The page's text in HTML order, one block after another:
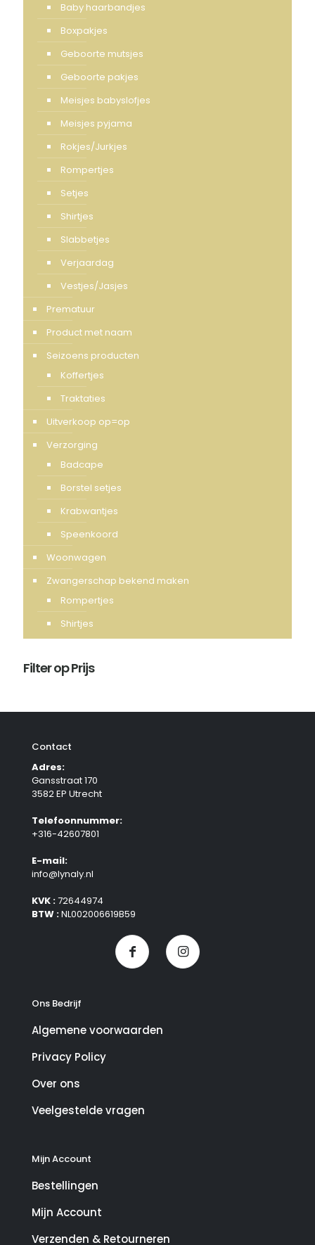
Baby haarbandjes
Boxpakjes
Geboorte mutsjes
Geboorte pakjes
Meisjes babyslofjes
Meisjes pyjama
Rokjes/Jurkjes
Rompertjes
Setjes
Shirtjes
Slabbetjes
Verjaardag
Vestjes/Jasjes
Prematuur
Product met naam
Seizoens producten
Koffertjes
Traktaties
Uitverkoop op=op
Verzorging
Badcape
Borstel setjes
Krabwantjes
Speenkoord
Woonwagen
Zwangerschap bekend maken
Rompertjes
Shirtjes
Filter op Prijs
Contact
Adres:
Gansstraat 170
3582 EP Utrecht
Telefoonnummer:
+316-42607801
E-mail:
info@lynaly.nl
KVK :72644974
BTW :NL002006619B59
Ons Bedrijf
Algemene voorwaarden
Privacy Policy
Over ons
Veelgestelde vragen
Mijn Account
Bestellingen
Mijn Account
Verzenden & Retourneren